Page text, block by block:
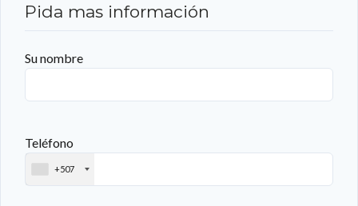
Pida mas información
Su nombre
Teléfono
+507